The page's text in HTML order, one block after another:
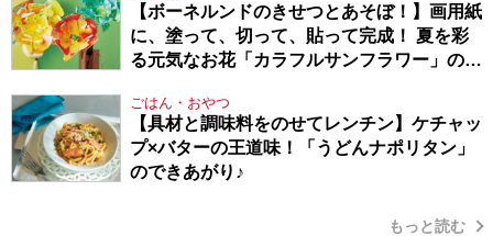
【ボーネルンドのきせつとあそぼ！】画用紙
に、塗って、切って、貼って完成！ 夏を彩
る元気なお花「カラフルサンフラワー」の作
ごはん・おやつ
【具材と調味料をのせてレンチン】ケチャッ
プ×バターの王道味！「うどんナポリタン」
のできあがり♪
もっと読む